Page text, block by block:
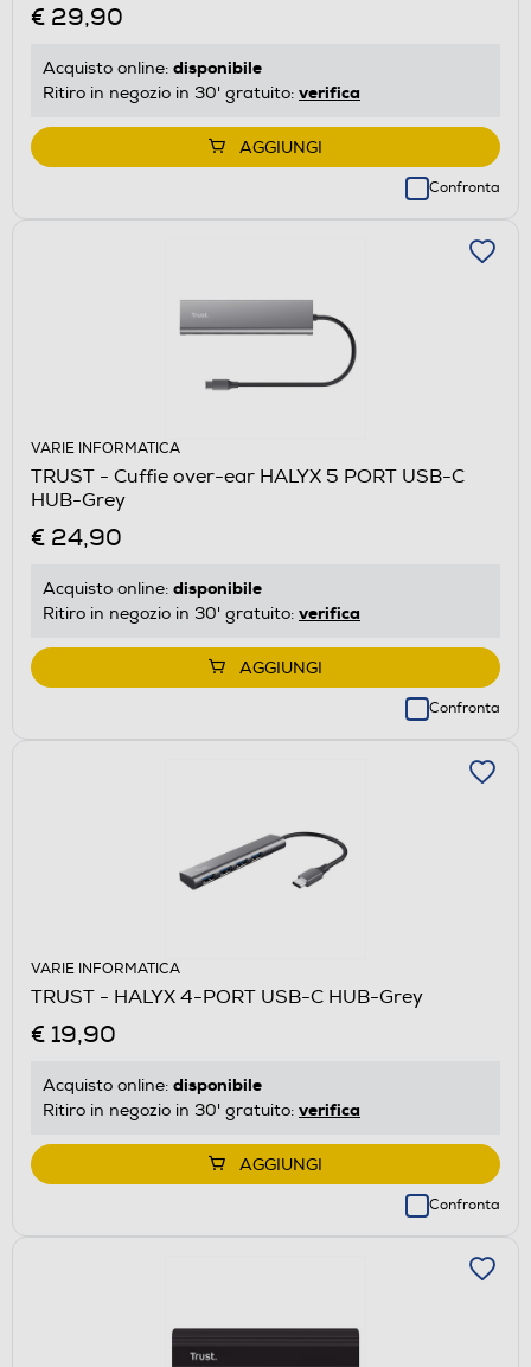
€ 29,90
Acquisto online: disponibile
Ritiro in negozio in 30' gratuito: verifica
AGGIUNGI
Confronta
VARIE INFORMATICA
TRUST - Cuffie over-ear HALYX 5 PORT USB-C
HUB-Grey
€ 24,90
Acquisto online: disponibile
Ritiro in negozio in 30' gratuito: verifica
AGGIUNGI
Confronta
VARIE INFORMATICA
TRUST - HALYX 4-PORT USB-C HUB-Grey
€ 19,90
Acquisto online: disponibile
Ritiro in negozio in 30' gratuito: verifica
AGGIUNGI
Confronta